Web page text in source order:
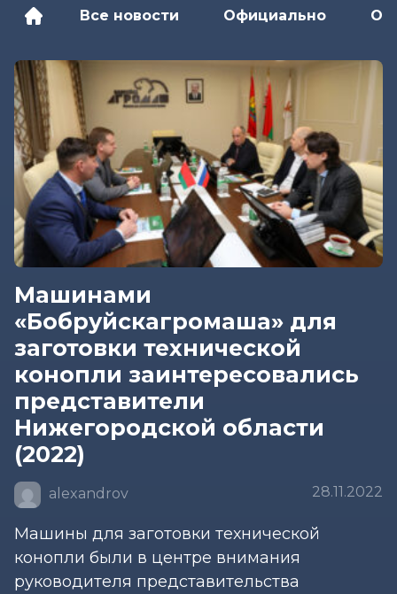
Все новости Официально
Машинами
«Бобруйскагромаша» для
заготовки технической
конопли заинтересовались
представители
Нижегородской области
(2022)
alexandrov 28.11.2022
Машины для заготовки технической
конопли были в центре внимания
руководителя представительства